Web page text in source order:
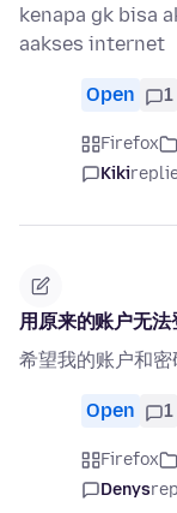
kenapa gk bisa
aakses internet
Open 1
Firefox
Kiki
用原来的账户无法
希望我的账户和密
Open 1
Firefox
Denys